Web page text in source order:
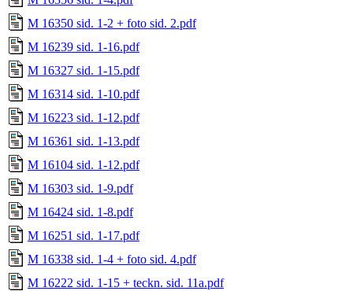
M 16350 sid. 1-2 + foto sid. 2.pdf
M 16239 sid. 1-16.pdf
M 16327 sid. 1-15.pdf
M 16314 sid. 1-10.pdf
M 16223 sid. 1-12.pdf
M 16361 sid. 1-13.pdf
M 16104 sid. 1-12.pdf
M 16303 sid. 1-9.pdf
M 16424 sid. 1-8.pdf
M 16251 sid. 1-17.pdf
M 16338 sid. 1-4 + foto sid. 4.pdf
M 16222 sid. 1-15 + teckn. sid. 11a.pdf